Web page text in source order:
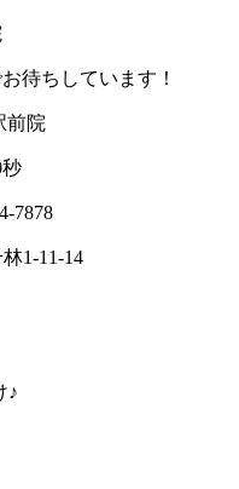
待ちしています！
前院
7878
1-11-14
♪